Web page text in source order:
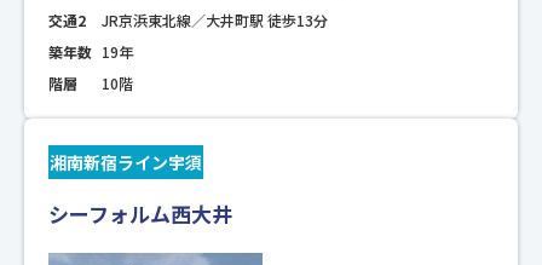
交通2
JR京浜東北線／大井町駅 徒歩13分
築年数 19年
階層
10階
湘南新宿ライン宇須
シーフォルム西大井